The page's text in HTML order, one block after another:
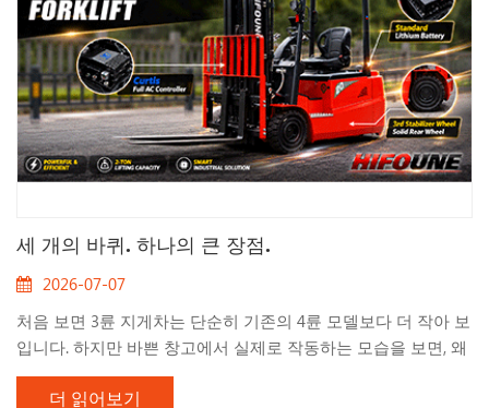
세 개의 바퀴. 하나의 큰 장점.
2026-07-07
처음 보면 3륜 지게차는 단순히 기존의 4륜 모델보다 더 작아 보
입니다. 하지만 바쁜 창고에서 실제로 작동하는 모습을 보면, 왜
많은 작업 현장에서 이 설계를 선택하는지 금방 이해할 수 있습
니다. 더 작은 회전 반경 덕분에 좁은 통로, 협소한 적재 구역, 공
더 읽어보기